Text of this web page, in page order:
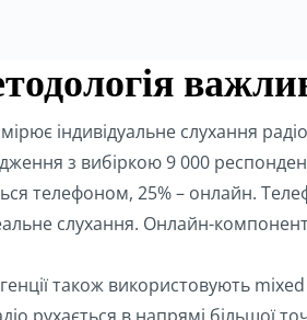
індивідуальне слухання
з вибіркою 9 000
телефоном, 25% – онлайн.
слухання. Онлайн-
також використовують